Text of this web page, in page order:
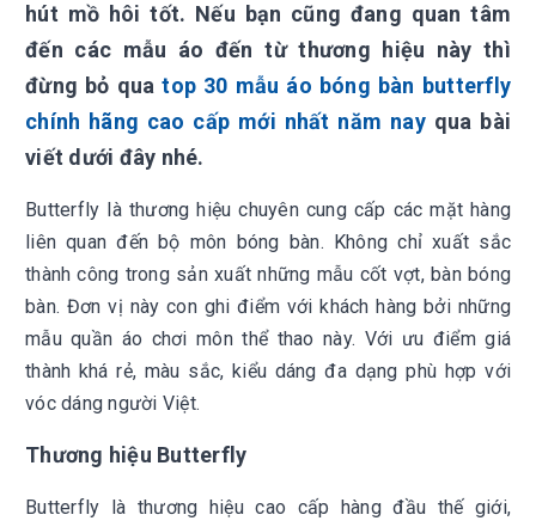
hút mồ hôi tốt. Nếu bạn cũng đang quan tâm
đến các mẫu áo đến từ thương hiệu này thì
đừng bỏ quatop 30 mẫu áo bóng bàn butterfly
chính hãng cao cấp mới nhất năm nayqua bài
viết dưới đây nhé.
Butterfly là thương hiệu chuyên cung cấp các mặt hàng
liên quan đến bộ môn bóng bàn. Không chỉ xuất sắc
thành công trong sản xuất những mẫu cốt vợt, bàn bóng
bàn. Đơn vị này con ghi điểm với khách hàng bởi những
mẫu quần áo chơi môn thể thao này. Với ưu điểm giá
thành khá rẻ, màu sắc, kiểu dáng đa dạng phù hợp với
vóc dáng người Việt.
Thương hiệu Butterfly
Butterfly là thương hiệu cao cấp hàng đầu thế giới,